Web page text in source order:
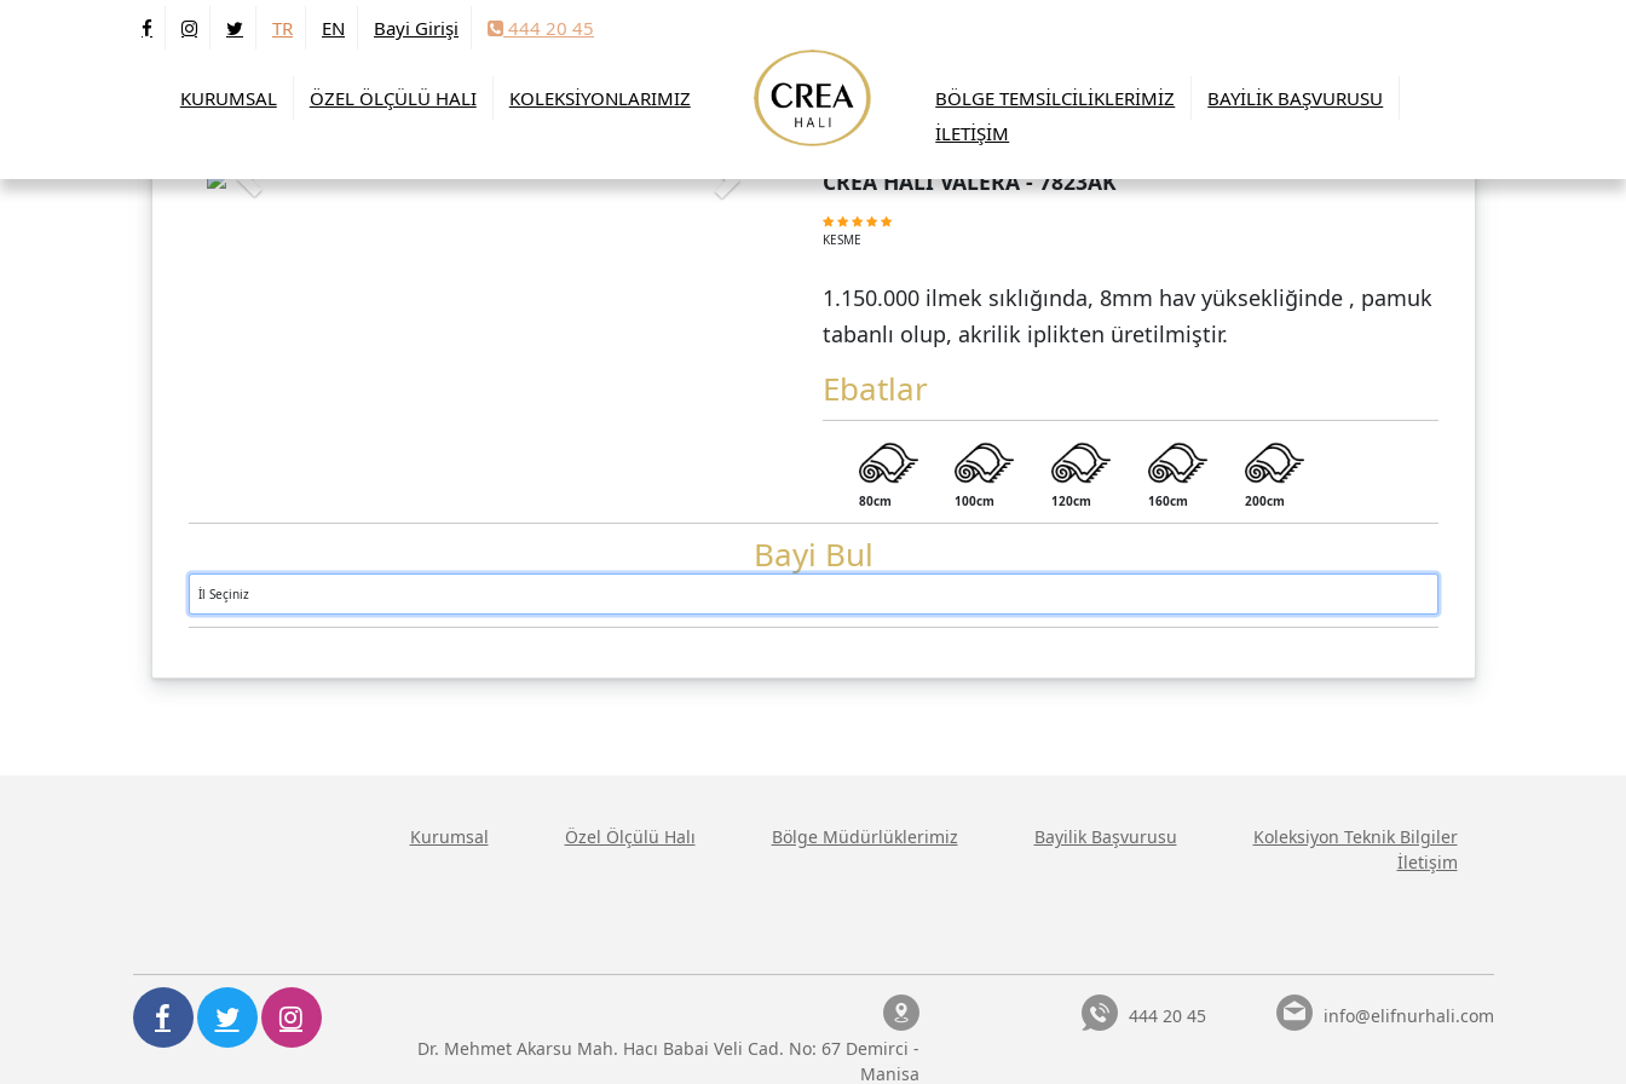
TR EN Bayi Girişi 444 20 45
KURUMSAL ÖZEL ÖLÇÜLÜ HALI KOLEKSİYONLARIMIZ BÖLGE TEMSİLCİLİKLERİMİZ
BAYİLİK BAŞVURUSU
İLETİŞİM
CREA HALI VALERA - 7823AK
KESME
1.150.000 ilmek sıklığında, 8mm hav yüksekliğinde , pamuk
tabanlı olup, akrilik iplikten üretilmiştir.
Ebatlar
80cm 100cm 120cm 160cm 200cm
Bayi Bul
Kurumsal Özel Ölçülü Halı Bölge Müdürlüklerimiz Bayilik Başvurusu
Koleksiyon Teknik Bilgiler
İletişim
Dr. Mehmet Akarsu Mah. Hacı Babai Veli Cad. No: 67 Demirci -
Manisa
444 20 45 info@elifnurhali.com